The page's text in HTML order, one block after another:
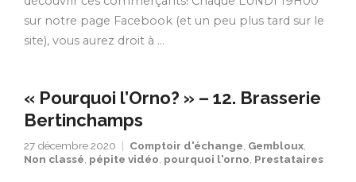
sur notre page Facebook (et un peu plus tard sur le
site), vous aurez droit à …
« Pourquoi l’Orno? » – 12. Brasserie
Bertinchamps
27 décembre 2020 Comptoir d'échange Gembloux
Non classé pépite vidéo pourquoi l'orno Prestataires